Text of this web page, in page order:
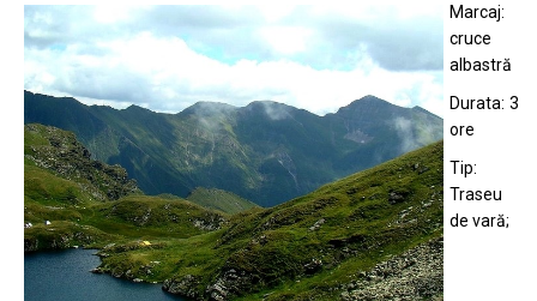
Marcaj:
cruce
albastră
Durata: 3
ore
Tip:
Traseu
de vară;